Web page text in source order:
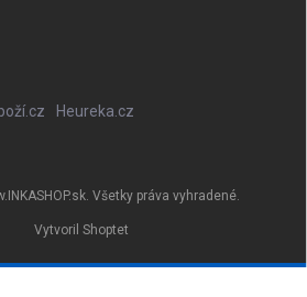
Heureka.cz
Vytvoril Shoptet
. Všetky práva vyhradené.